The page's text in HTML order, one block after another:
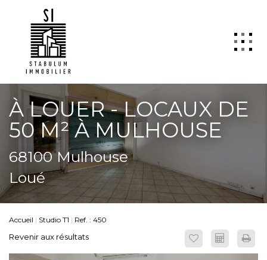
QUI SOMMES NOUS
VENTE
LOCATION
GESTION
TRANSACTION
Estimation
À LOUER - LOCAUX DE
50 M² À MULHOUSE
68100 Mulhouse
Loué
Accueil Studio T1 Ref. : 450
Revenir aux résultats